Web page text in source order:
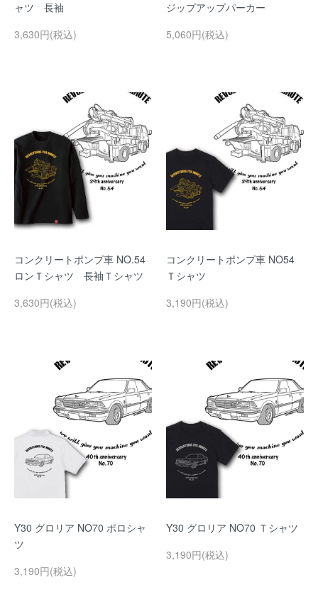
ャツ 長袖
3,630円(税込)
ジップアップパーカー
5,060円(税込)
コンクリートポンプ車 NO.54
ロンＴシャツ 長袖Ｔシャツ
3,630円(税込)
コンクリートポンプ車 NO54
Ｔシャツ
3,190円(税込)
Y30 グロリア NO70 ポロシャ
ツ
3,190円(税込)
Y30 グロリア NO70 Ｔシャツ
3,190円(税込)